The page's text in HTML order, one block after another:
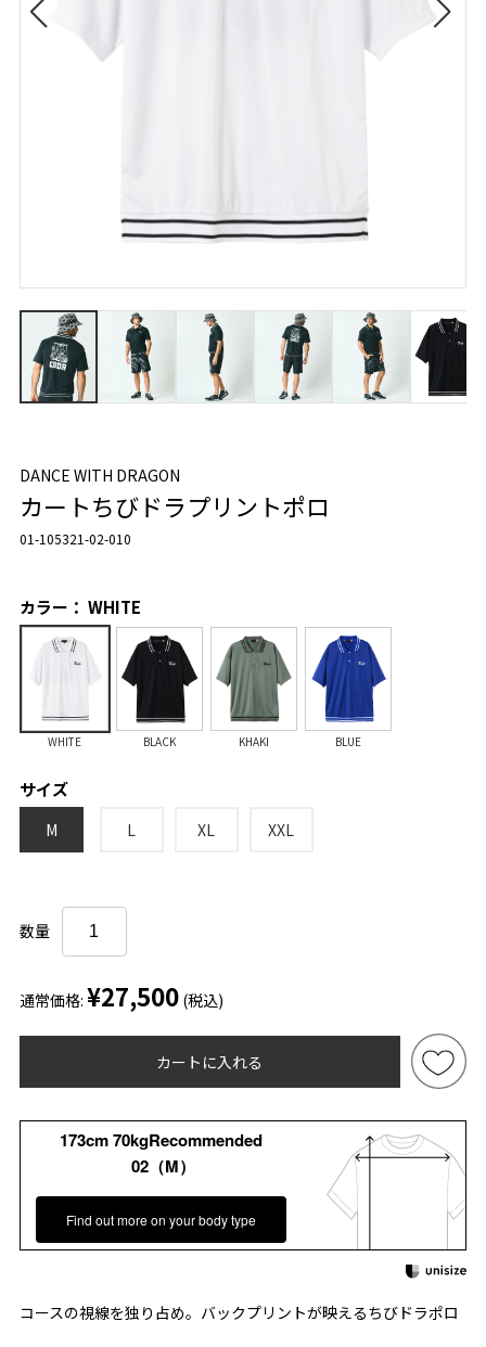
DANCE WITH DRAGON
カートちびドラプリントポロ
01-105321-02-010
カラー： WHITE
WHITE BLACK KHAKI BLUE
サイズ
M L XL XXL
数量
通常価格: ¥27,500 (税込)
カートに入れる
173cm 70kgRecommended
02（M）
Find out more on your body type
コースの視線を独り占め。バックプリントが映えるちびドラポロ